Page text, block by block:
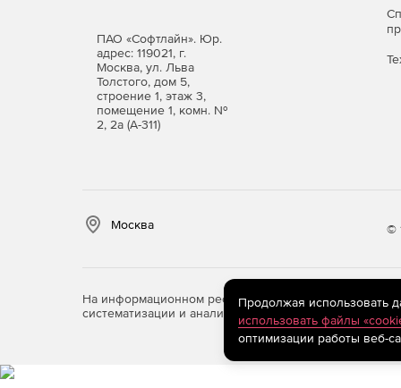
ПАО «Софтлайн». Юр.
адрес: 119021, г.
Москва, ул. Льва
Толстого, дом 5,
строение 1, этаж 3,
помещение 1, комн. №
2, 2а (А-311)
Москва ©
На информационном ресурсе store.softline.ru
систематизации и анализа сведений, относящихся
Продолжая использовать
использовать файлы
оптимизации работы веб-